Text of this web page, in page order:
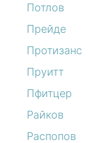
Потлов
Прейде
Протизанс
Пруитт
Пфитцер
Райков
Распопов